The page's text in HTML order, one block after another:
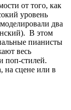
от того, как
уровень
два
В этом
пианисты
весь
поп-стилей.
на сцене или в